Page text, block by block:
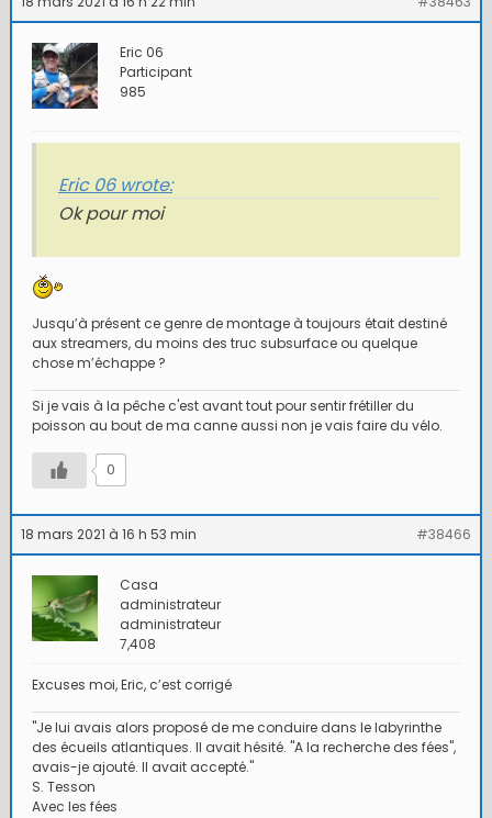
Eric 06
Participant
985
Eric 06 wrote:
Ok pour moi
Jusqu’à présent ce genre de montage à toujours était destiné
aux streamers, du moins des truc subsurface ou quelque
chose m’échappe ?
Si je vais à la pêche c'est avant tout pour sentir frétiller du
poisson au bout de ma canne aussi non je vais faire du vélo.
0
18 mars 2021 à 16 h 53 min #38466
Casa
administrateur
administrateur
7,408
Excuses moi, Eric, c’est corrigé
"Je lui avais alors proposé de me conduire dans le labyrinthe
des écueils atlantiques. Il avait hésité. "A la recherche des fées",
avais-je ajouté. Il avait accepté."
S. Tesson
Avec les fées